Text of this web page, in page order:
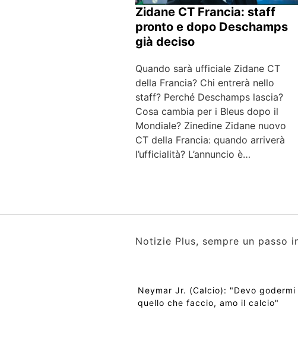
Zidane CT Francia: staff
pronto e dopo Deschamps
già deciso
Quando sarà ufficiale Zidane CT
della Francia? Chi entrerà nello
staff? Perché Deschamps lascia?
Cosa cambia per i Bleus dopo il
Mondiale? Zinedine Zidane nuovo
CT della Francia: quando arriverà
l’ufficialità? L’annuncio è…
Notizie Plus, sempre un passo
Neymar Jr. (Calcio): "Devo godermi
quello che faccio, amo il calcio"